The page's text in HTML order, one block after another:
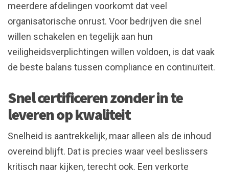
meerdere afdelingen voorkomt dat veel
organisatorische onrust. Voor bedrijven die snel
willen schakelen en tegelijk aan hun
veiligheidsverplichtingen willen voldoen, is dat vaak
de beste balans tussen compliance en continuïteit.
Snel certificeren zonder in te
leveren op kwaliteit
Snelheid is aantrekkelijk, maar alleen als de inhoud
overeind blijft. Dat is precies waar veel beslissers
kritisch naar kijken, terecht ook. Een verkorte